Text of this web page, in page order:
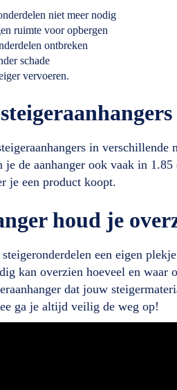
niet meer nodig
ruimte voor opbergen
ontbreken
schade
vervoeren.
in
de aanhanger ook vaak in
je een product koopt.
houd je
steigeronderdelen een eigen
kan overzien hoeveel en
dat jouw
ga je altijd veilig de weg op!